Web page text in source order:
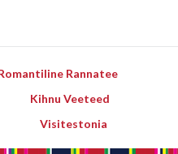
Rannatee
Kihnu Veeteed
Visitestonia